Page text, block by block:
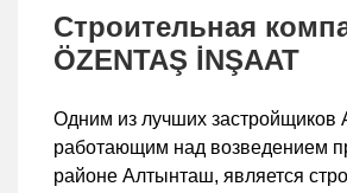
Строительная
ÖZENTAŞ İNŞAAT
Одним из лучших застройщиков
работающим над возведением
районе Алтынташ, является